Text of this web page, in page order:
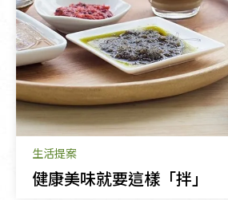
生活提案
健康美味就要這樣「拌」